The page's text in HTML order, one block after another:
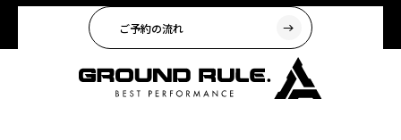
ご予約の流れ